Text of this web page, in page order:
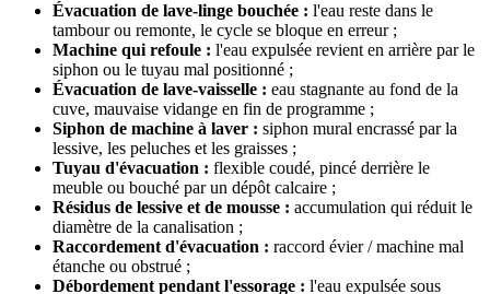
Évacuation de lave-linge bouchée : l'eau reste dans le
tambour ou remonte, le cycle se bloque en erreur ;
Machine qui refoule : l'eau expulsée revient en arrière par le
siphon ou le tuyau mal positionné ;
Évacuation de lave-vaisselle : eau stagnante au fond de la
cuve, mauvaise vidange en fin de programme ;
Siphon de machine à laver : siphon mural encrassé par la
lessive, les peluches et les graisses ;
Tuyau d'évacuation : flexible coudé, pincé derrière le
meuble ou bouché par un dépôt calcaire ;
Résidus de lessive et de mousse : accumulation qui réduit le
diamètre de la canalisation ;
Raccordement d'évacuation : raccord évier / machine mal
étanche ou obstrué ;
Débordement pendant l'essorage : l'eau expulsée sous